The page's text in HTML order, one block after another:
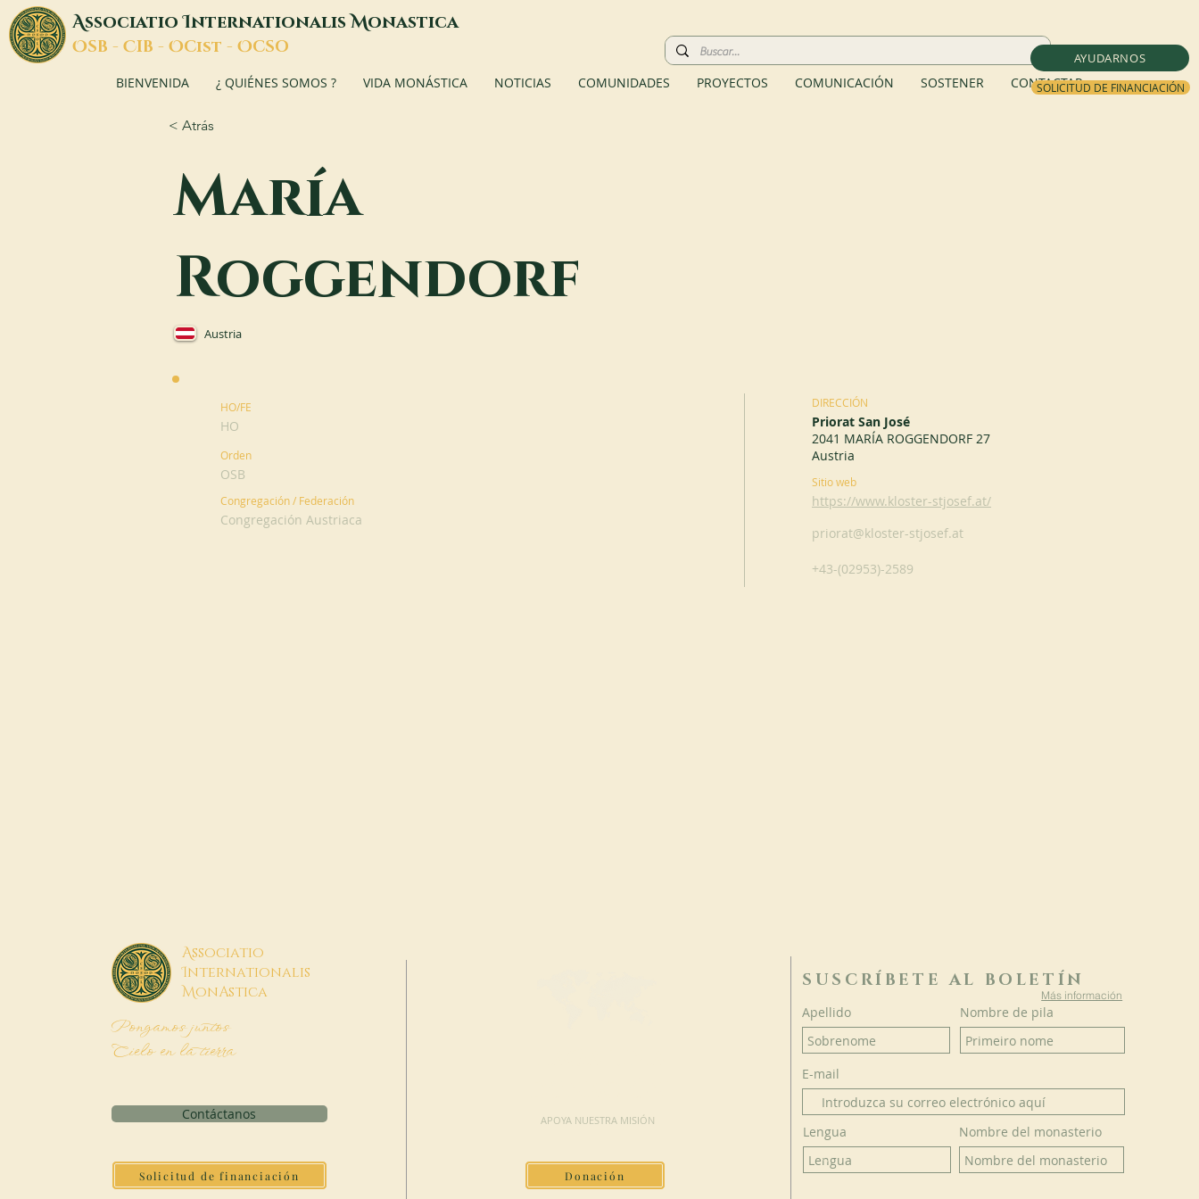
AYUDARNOS
SOLICITUD DE FINANCIACIÓN
AssociatioInternationalisMonastica
OSB - CIB - OCist - OCSO
BIENVENIDA ¿ QUIÉNES SOMOS ? VIDA MONÁSTICA NOTICIAS COMUNIDADES PROYECTOS COMUNICACIÓN SOSTENER CONTACTAR
< Atrás
María
Roggendorf
Austria
HO/FE
HO
Orden
OSB
Congregación / Federación
Congregación Austriaca
DIRECCIÓN
Priorat San José
2041 MARÍA ROGGENDORF 27
Austria
Sitio web
https://www.kloster-stjosef.at/
priorat@kloster-stjosef.at
+43-(02953)-2589
Associatio
Internationalis
MonAstica
Pongamos juntos
Cielo en la tierra
Contáctanos
Solicitud de financiación
APOYA NUESTRA MISIÓN
Donación
SUSCRÍBETE AL BOLETÍN
Más información
Apellido Nombre de pila
E-mail
Lengua Nombre del monasterio